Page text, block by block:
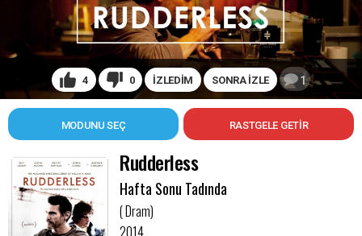
4 0 İZLEDİM SONRA İZLE 1
MODUNU SEÇ
Rudderless
Hafta Sonu Tadında
( Dram)
2014